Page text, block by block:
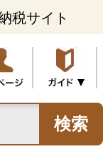
税サイト
検索